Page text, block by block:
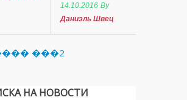
14.10.2016 By
Даниэль Швец
���2
НА НОВОСТИ